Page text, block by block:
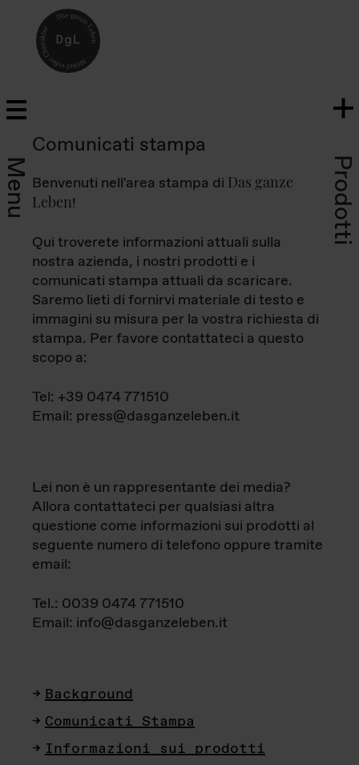
Menu Prodotti
Comunicati stampa
Benvenuti nell'area stampa di Das ganze
Leben!
Qui troverete informazioni attuali sulla
nostra azienda, i nostri prodotti e i
comunicati stampa attuali da scaricare.
Saremo lieti di fornirvi materiale di testo e
immagini su misura per la vostra richiesta di
stampa. Per favore contattateci a questo
scopo a:
Tel: +39 0474 771510
Email: press@dasganzeleben.it
Lei non è un rappresentante dei media?
Allora contattateci per qualsiasi altra
questione come informazioni sui prodotti al
seguente numero di telefono oppure tramite
email:
Tel.: 0039 0474 771510
Email: info@dasganzeleben.it
Background
Comunicati Stampa
Informazioni sui prodotti